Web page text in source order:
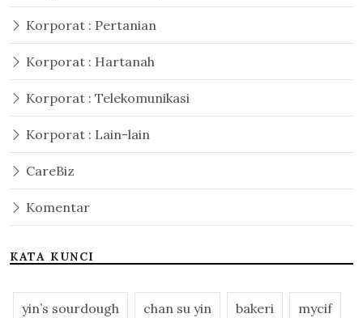
Korporat : Pertanian
Korporat : Hartanah
Korporat : Telekomunikasi
Korporat : Lain-lain
CareBiz
Komentar
KATA KUNCI
yin’s sourdough chan su yin bakeri mycif